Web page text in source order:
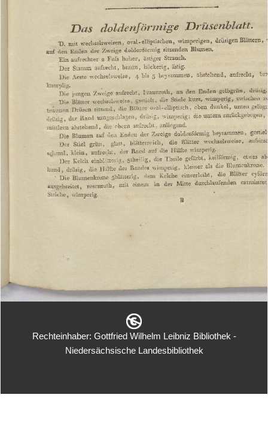
Rechteinhaber: Gottfried Wilhelm Leibniz Bibliothek -
Niedersächsische Landesbibliothek